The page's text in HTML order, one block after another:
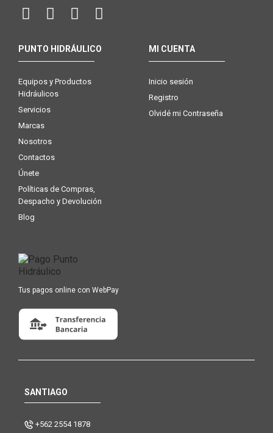
PUNTO HIDRÁULICO
Equipos y Productos
Hidráulicos
Servicios
Marcas
Nosotros
Contactos
Únete
Políticas de Compras,
Despacho y Devolución
Blog
MI CUENTA
Inicio sesión
Registro
Olvidé mi Contraseña
Tus pagos online con WebPay
SANTIAGO
+562 2554 1878